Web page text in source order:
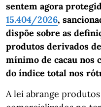
sentem agora
15.404/2026,
dispõe sobre as
produtos derivados
mínimo de cacau nos
do índice total nos
A lei abrange